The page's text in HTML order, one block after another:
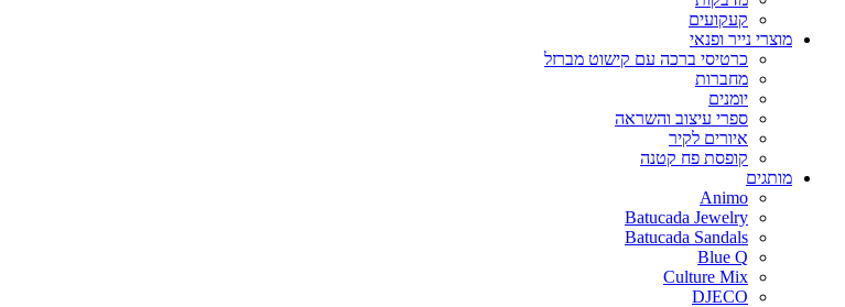
קעקועים
מוצרי נייר ופנאי
כרטיסי ברכה עם קישוט מברזל
מחברות
יומנים
ספרי עיצוב והשראה
איורים לקיר
קופסת פח קטנה
מותגים
Animo
Batucada Jewelry
Batucada Sandals
Blue Q
Culture Mix
DJECO